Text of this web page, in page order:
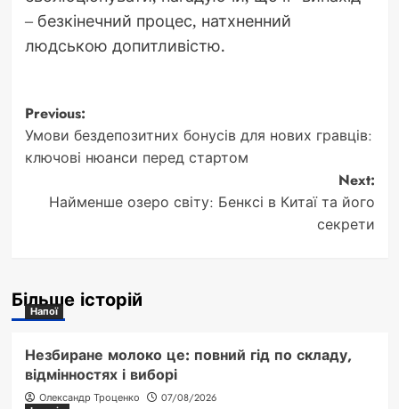
– безкінечний процес, натхненний
людською допитливістю.
Post
navigation
Previous:
Умови бездепозитних бонусів для нових гравців:
ключові нюанси перед стартом
Next:
Найменше озеро світу: Бенксі в Китаї та його
секрети
Більше історій
Напої
Незбиране молоко це: повний гід по складу,
відмінностях і виборі
Олександр Троценко
07/08/2026